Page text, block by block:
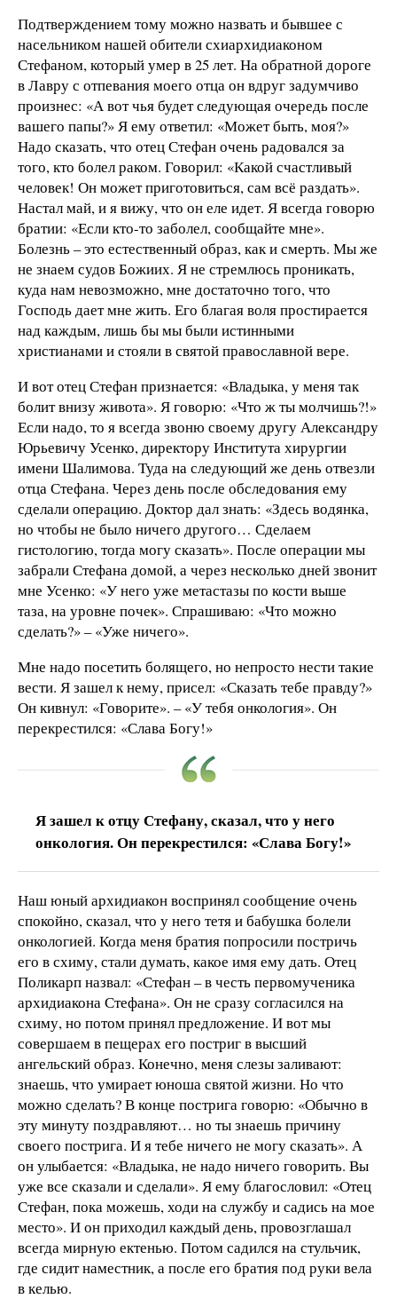
Подтверждением тому можно назвать и бывшее с
насельником нашей обители схиархидиаконом
Стефаном, который умер в 25 лет. На обратной дороге
в Лавру с отпевания моего отца он вдруг задумчиво
произнес: «А вот чья будет следующая очередь после
вашего папы?» Я ему ответил: «Может быть, моя?»
Надо сказать, что отец Стефан очень радовался за
того, кто болел раком. Говорил: «Какой счастливый
человек! Он может приготовиться, сам всё раздать».
Настал май, и я вижу, что он еле идет. Я всегда говорю
братии: «Если кто-то заболел, сообщайте мне».
Болезнь – это естественный образ, как и смерть. Мы же
не знаем судов Божиих. Я не стремлюсь проникать,
куда нам невозможно, мне достаточно того, что
Господь дает мне жить. Его благая воля простирается
над каждым, лишь бы мы были истинными
христианами и стояли в святой православной вере.
И вот отец Стефан признается: «Владыка, у меня так
болит внизу живота». Я говорю: «Что ж ты молчишь?!»
Если надо, то я всегда звоню своему другу Александру
Юрьевичу Усенко, директору Института хирургии
имени Шалимова. Туда на следующий же день отвезли
отца Стефана. Через день после обследования ему
сделали операцию. Доктор дал знать: «Здесь водянка,
но чтобы не было ничего другого… Сделаем
гистологию, тогда могу сказать». После операции мы
забрали Стефана домой, а через несколько дней звонит
мне Усенко: «У него уже метастазы по кости выше
таза, на уровне почек». Спрашиваю: «Что можно
сделать?» – «Уже ничего».
Мне надо посетить болящего, но непросто нести такие
вести. Я зашел к нему, присел: «Сказать тебе правду?»
Он кивнул: «Говорите». – «У тебя онкология». Он
перекрестился: «Слава Богу!»
Я зашел к отцу Стефану, сказал, что у него
онкология. Он перекрестился: «Слава Богу!»
Наш юный архидиакон воспринял сообщение очень
спокойно, сказал, что у него тетя и бабушка болели
онкологией. Когда меня братия попросили постричь
его в схиму, стали думать, какое имя ему дать. Отец
Поликарп назвал: «Стефан – в честь первомученика
архидиакона Стефана». Он не сразу согласился на
схиму, но потом принял предложение. И вот мы
совершаем в пещерах его постриг в высший
ангельский образ. Конечно, меня слезы заливают:
знаешь, что умирает юноша святой жизни. Но что
можно сделать? В конце пострига говорю: «Обычно в
эту минуту поздравляют… но ты знаешь причину
своего пострига. И я тебе ничего не могу сказать». А
он улыбается: «Владыка, не надо ничего говорить. Вы
уже все сказали и сделали». Я ему благословил: «Отец
Стефан, пока можешь, ходи на службу и садись на мое
место». И он приходил каждый день, провозглашал
всегда мирную ектенью. Потом садился на стульчик,
где сидит наместник, а после его братия под руки вела
в келью.